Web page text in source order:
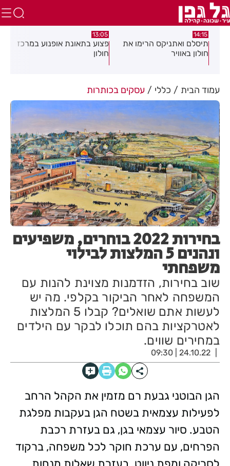
14:15
תיסלם ואתניקס הרימו את
חולון באוויר
13:05
פצוע בתאונת אופנוע במרכז
חולון
עמוד הבית כללי עסקים בכותרות
בחירות 2022 בוחרים, משפיעים
ונהנים 5 המלצות לבילוי
משפחתי
שוב בחירות, הזדמנות מצוינת להנות עם
המשפחה לאחר הביקור בקלפי. מה יש
לעשות אתם שואלים? קבלו 5 המלצות
לאטרקציות בהם תוכלו לבקר עם הילדים
במחירים שווים.
24.10.22 | 09:30
הגן הבוטני גבעת רם מזמין את הקהל הרחב
לפעילות עצמאית בשטח הגן בעקבות מפלגת
הטבע. סיור עצמאי בגן, גם בעזרת רכבת
הפרחים, עם ערכת חוקר לכל משפחה, ברקוד